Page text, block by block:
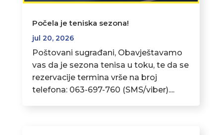
Počela je teniska sezona!
jul 20, 2026
Poštovani sugrađani, Obavještavamo
vas da je sezona tenisa u toku, te da se
rezervacije termina vrše na broj
telefona: 063-697-760 (SMS/viber)....